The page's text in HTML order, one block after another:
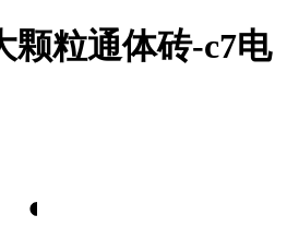
颗粒通体砖-c7电